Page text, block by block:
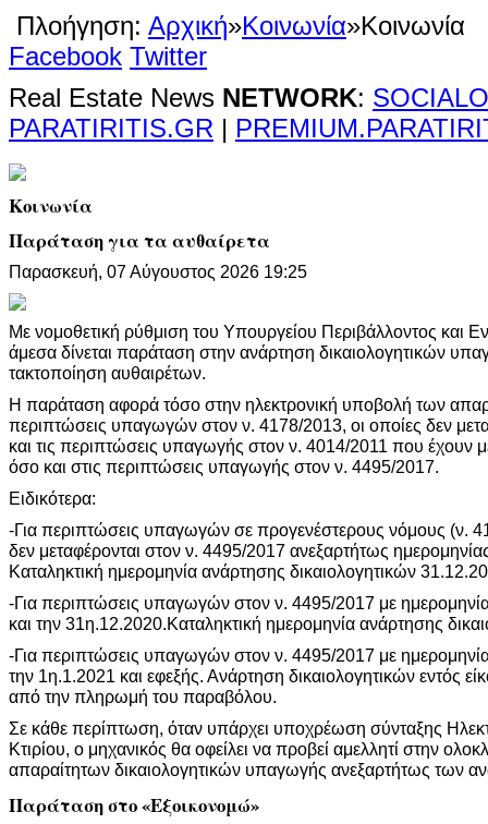
Πλοήγηση: Αρχική»Κοινωνία»Κοινωνία
Facebook Twitter
Real Estate News NETWORK:
PARATIRITIS.GR |
Κοινωνία
Παράταση για τα αυθαίρετα
Παρασκευή, 07 Αύγουστος 2026 19:25
Με νομοθετική ρύθμιση του Υπουργείου Περιβάλλοντος και
άμεσα δίνεται παράταση στην ανάρτηση δικαιολογητικών
τακτοποίηση αυθαιρέτων.
Η παράταση αφορά τόσο στην ηλεκτρονική υποβολή των
περιπτώσεις υπαγωγών στον ν. 4178/2013, οι οποίες δεν
και τις περιπτώσεις υπαγωγής στον ν. 4014/2011 που έχουν
όσο και στις περιπτώσεις υπαγωγής στον ν. 4495/2017.
Ειδικότερα:
-Για περιπτώσεις υπαγωγών σε προγενέστερους νόμους (ν.
δεν μεταφέρονται στον ν. 4495/2017 ανεξαρτήτως
Καταληκτική ημερομηνία ανάρτησης δικαιολογητικών
-Για περιπτώσεις υπαγωγών στον ν. 4495/2017 με
και την 31η.12.2020.Καταληκτική ημερομηνία ανάρτησης
-Για περιπτώσεις υπαγωγών στον ν. 4495/2017 με
την 1η.1.2021 και εφεξής. Ανάρτηση δικαιολογητικών εντός
από την πληρωμή του παραβόλου.
Σε κάθε περίπτωση, όταν υπάρχει υποχρέωση σύνταξης
Κτιρίου, ο μηχανικός θα οφείλει να προβεί αμελλητί στην
απαραίτητων δικαιολογητικών υπαγωγής ανεξαρτήτως των
Παράταση στο «Εξοικονομώ»